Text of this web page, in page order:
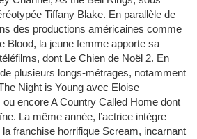
Tiffany Blake. En parallèle de
des productions américaines comme
Blood, la jeune femme apporte sa
dont Le Chien de Noël 2. En
plusieurs longs-métrages, notamment
Night is Young avec Eloise
encore A Country Called Home dont
La même année, l’actrice intègre
la franchise horrifique Scream, incarnant